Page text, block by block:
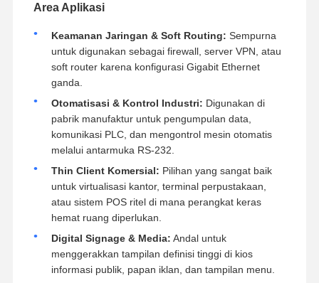
Area Aplikasi
Keamanan Jaringan & Soft Routing: Sempurna
untuk digunakan sebagai firewall, server VPN, atau
soft router karena konfigurasi Gigabit Ethernet
ganda.
Otomatisasi & Kontrol Industri: Digunakan di
pabrik manufaktur untuk pengumpulan data,
komunikasi PLC, dan mengontrol mesin otomatis
melalui antarmuka RS-232.
Thin Client Komersial: Pilihan yang sangat baik
untuk virtualisasi kantor, terminal perpustakaan,
atau sistem POS ritel di mana perangkat keras
hemat ruang diperlukan.
Digital Signage & Media: Andal untuk
menggerakkan tampilan definisi tinggi di kios
informasi publik, papan iklan, dan tampilan menu.